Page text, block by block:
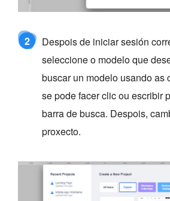
2
Despois de iniciar sesión
seleccione o modelo que
buscar un modelo usando as
se pode facer clic ou escribir
barra de busca. Despois,
proxecto.